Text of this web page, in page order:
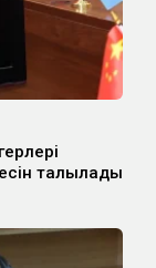
талқылады